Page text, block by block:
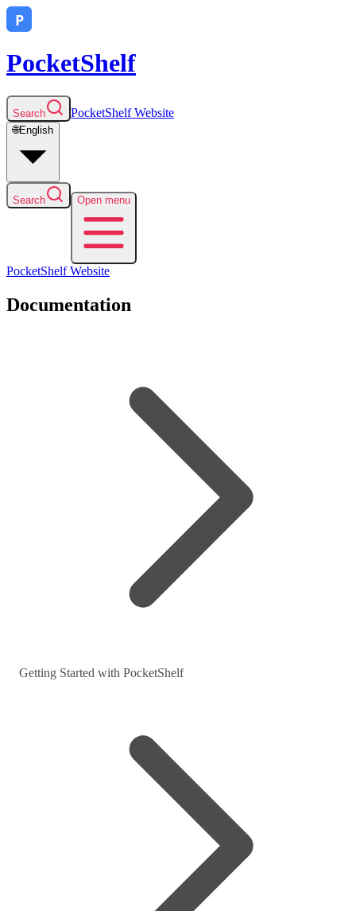
PocketShelf
Search PocketShelfWebsite
🌐English
Search Open menu
PocketShelfWebsite
Documentation
Getting Started with PocketShelf